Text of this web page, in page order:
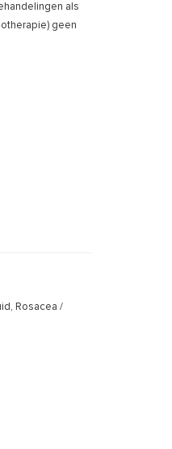
als
geen
Rosacea /